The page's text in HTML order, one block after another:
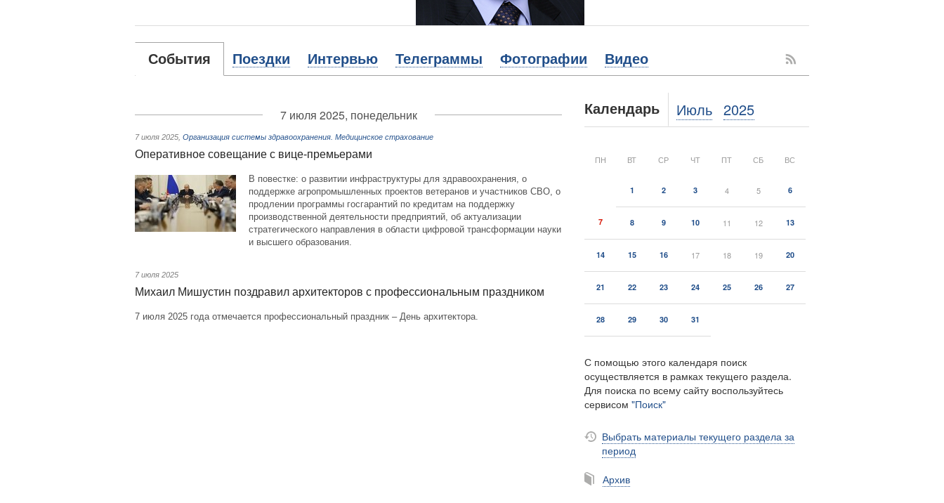
События Поездки Интервью Телеграммы Фотографии Видео
7 июля 2025, понедельник
7 июля 2025 Организация системы здравоохранения. Медицинское страхование
Оперативное совещание с вице-премьерами
В повестке: о развитии инфраструктуры для здравоохранения, о
поддержке агропромышленных проектов ветеранов и участников СВО, о
продлении программы госгарантий по кредитам на поддержку
производственной деятельности предприятий, об актуализации
стратегического направления в области цифровой трансформации науки
и высшего образования.
7 июля 2025
Михаил Мишустин поздравил архитекторов с профессиональным праздником
7 июля 2025 года отмечается профессиональный праздник – День архитектора.
Календарь Июль 2025
ПН ВТ СР ЧТ ПТ СБ ВС
1 2 3 4 5 6
7 8 9 10 11 12 13
14 15 16 17 18 19 20
21 22 23 24 25 26 27
28 29 30 31
С помощью этого календаря поиск
осуществляется в рамках текущего раздела.
Для поиска по всему сайту воспользуйтесь
сервисом "Поиск"
Выбрать материалы текущего раздела за
период
Архив